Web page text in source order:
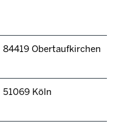
84419 Obertaufkirchen
51069 Köln